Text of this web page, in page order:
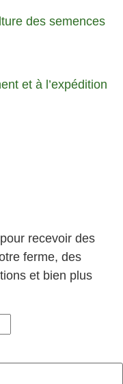
des semences
et à l’expédition
recevoir des
ferme, des
et bien plus